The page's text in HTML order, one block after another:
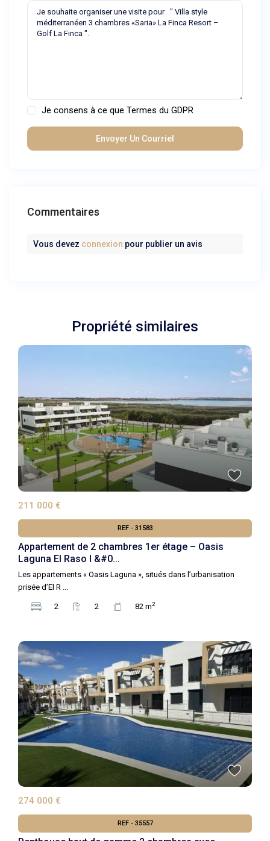
Je consens à ce queTermes du GDPR
Commentaires
Vous devez connexion pour publier un avis
Propriété similaires
211 000 €
REF - 31583
Appartement de 2 chambres 1er étage – Oasis
Laguna El Raso I &#0...
Les appartements « Oasis Laguna », situés dans l’urbanisation
prisée d’El R
2 2 82 m2
274 000 €
REF - 35557